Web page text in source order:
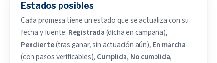
Estados posibles
Cada promesa tiene un estado que se actualiza con su
fecha y fuente: Registrada(dicha en campaña),
Pendiente(tras ganar, sin actuación aún), En marcha
(con pasos verificables), Cumplida, No cumplida,